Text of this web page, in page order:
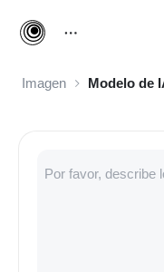
Imagen Modelo de